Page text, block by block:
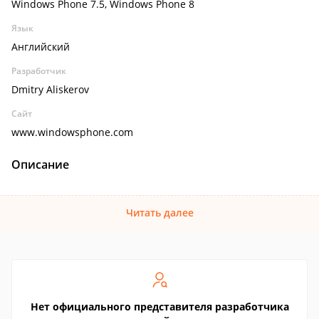
Windows Phone 7.5, Windows Phone 8
Язык
Английский
Разработчик
Dmitry Aliskerov
Сайт
www.windowsphone.com
Описание
Читать далее
Нет официального представителя разработчика